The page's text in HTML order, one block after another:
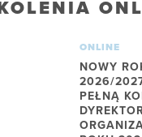
ONLINE
NOWY
2026/
PEŁNĄ